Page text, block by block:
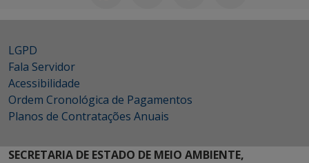
LGPD
Fala Servidor
Acessibilidade
Ordem Cronológica de Pagamentos
Planos de Contratações Anuais
SECRETARIA DE ESTADO DE MEIO AMBIENTE,